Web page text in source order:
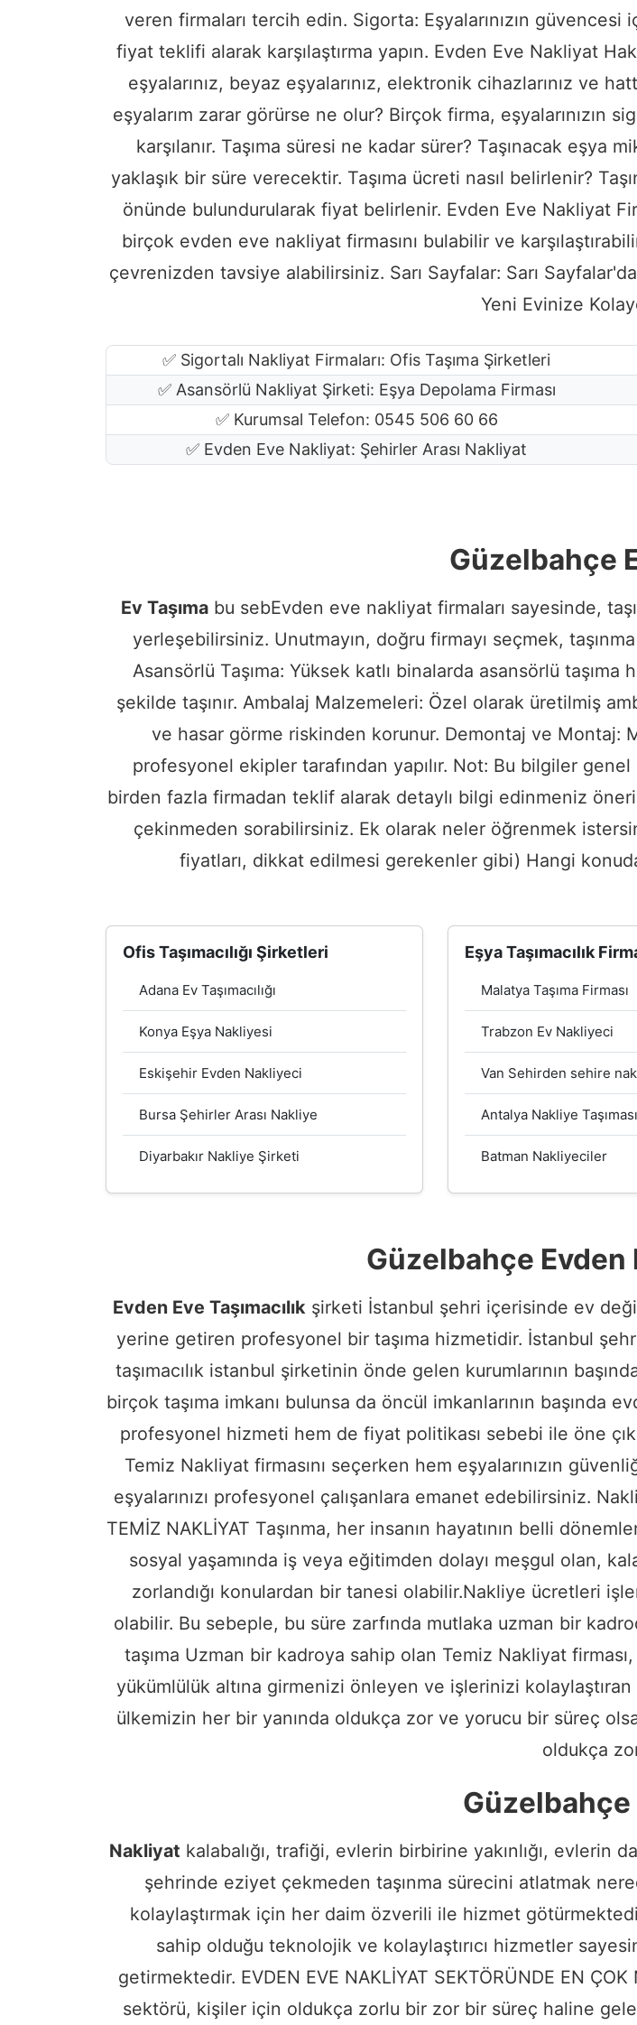
veren firmaları tercih edin. Sigorta: Eşyalarınızın
fiyat teklifi alarak karşılaştırma yapın. Evden Eve Nakliyat
eşyalarınız, beyaz eşyalarınız, elektronik cihazlarınız ve
eşyalarım zarar görürse ne olur? Birçok firma, eşyalarınızın
karşılanır. Taşıma süresi ne kadar sürer? Taşınacak
yaklaşık bir süre verecektir. Taşıma ücreti nasıl belirlenir?
önünde bulundurularak fiyat belirlenir. Evden Eve Nakliyat
birçok evden eve nakliyat firmasını bulabilir ve
çevrenizden tavsiye alabilirsiniz. Sarı Sayfalar: Sarı
Yeni Evinize
✅ Sigortalı Nakliyat Firmaları: Ofis Taşıma Şirketleri
✅ Asansörlü Nakliyat Şirketi: Eşya Depolama Firması
✅ Kurumsal Telefon: 0545 506 60 66
✅ Evden Eve Nakliyat: Şehirler Arası Nakliyat
Güzelbahçe
Ev Taşıma bu sebEvden eve nakliyat firmaları sayesinde,
yerleşebilirsiniz. Unutmayın, doğru firmayı seçmek,
Asansörlü Taşıma: Yüksek katlı binalarda asansörlü
şekilde taşınır. Ambalaj Malzemeleri: Özel olarak üretilmiş
ve hasar görme riskinden korunur. Demontaj ve Montaj:
profesyonel ekipler tarafından yapılır. Not: Bu bilgiler
birden fazla firmadan teklif alarak detaylı bilgi edinmeniz
çekinmeden sorabilirsiniz. Ek olarak neler öğrenmek
fiyatları, dikkat edilmesi gerekenler gibi) Hangi
Ofis Taşımacılığı Şirketleri
Adana Ev Taşımacılığı
Konya Eşya Nakliyesi
Eskişehir Evden Nakliyeci
Bursa Şehirler Arası Nakliye
Diyarbakır Nakliye Şirketi
Eşya Taşımacılık
Malatya Taşıma Firması
Trabzon Ev Nakliyeci
Van Sehirden sehire
Antalya Nakliye Taşıması
Batman Nakliyeciler
Güzelbahçe Evden
Evden Eve Taşımacılıkşirketi İstanbul şehri içerisinde ev
yerine getiren profesyonel bir taşıma hizmetidir. İstanbul
taşımacılık istanbul şirketinin önde gelen kurumlarının
birçok taşıma imkanı bulunsa da öncül imkanlarının başında
profesyonel hizmeti hem de fiyat politikası sebebi ile öne
Temiz Nakliyat firmasını seçerken hem eşyalarınızın
eşyalarınızı profesyonel çalışanlara emanet edebilirsiniz.
TEMİZ NAKLİYAT Taşınma, her insanın hayatının belli
sosyal yaşamında iş veya eğitimden dolayı meşgul olan,
zorlandığı konulardan bir tanesi olabilir.Nakliye ücretleri
olabilir. Bu sebeple, bu süre zarfında mutlaka uzman bir
taşıma Uzman bir kadroya sahip olan Temiz Nakliyat
yükümlülük altına girmenizi önleyen ve işlerinizi
ülkemizin her bir yanında oldukça zor ve yorucu bir süreç
oldukça
Nakliyat kalabalığı, trafiği, evlerin birbirine yakınlığı, evlerin
şehrinde eziyet çekmeden taşınma sürecini atlatmak
kolaylaştırmak için her daim özverili ile hizmet
sahip olduğu teknolojik ve kolaylaştırıcı hizmetler
getirmektedir. EVDEN EVE NAKLİYAT SEKTÖRÜNDE EN ÇOK
sektörü, kişiler için oldukça zorlu bir zor bir süreç haline